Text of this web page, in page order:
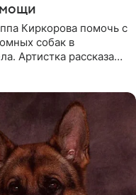
Киркорова помочь с
собак в
Артистка рассказала